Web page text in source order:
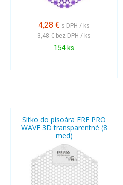
4,28 € s DPH / ks
3,48 € bez DPH / ks
154 ks
Sitko do pisoára FRE PRO
WAVE 3D transparentné (8
med)